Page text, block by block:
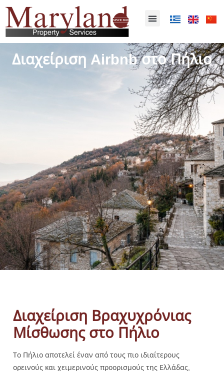
Διαχείριση Airbnb στο Πήλιο
Διαχείριση Βραχυχρόνιας
Μίσθωσης στο Πήλιο
Το Πήλιο αποτελεί έναν από τους πιο ιδιαίτερους
ορεινούς και χειμερινούς προορισμούς της Ελλάδας,